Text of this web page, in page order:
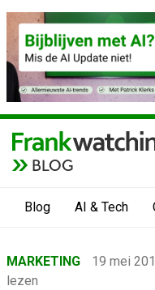
BLOG
Blog AI & Tech
›MARKETING 19 mei
lezen